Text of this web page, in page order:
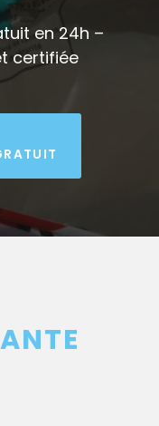
en 24h –
certifiée